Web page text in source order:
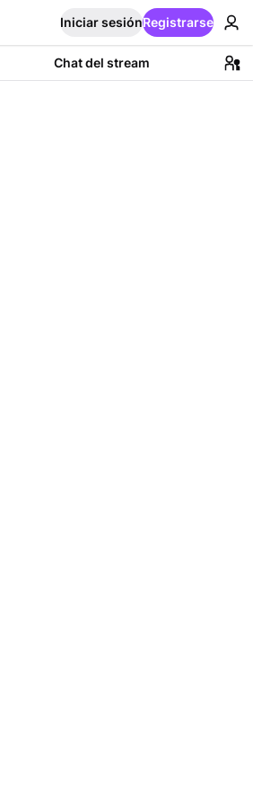
Iniciar sesiónRegistrarse
Chat del stream